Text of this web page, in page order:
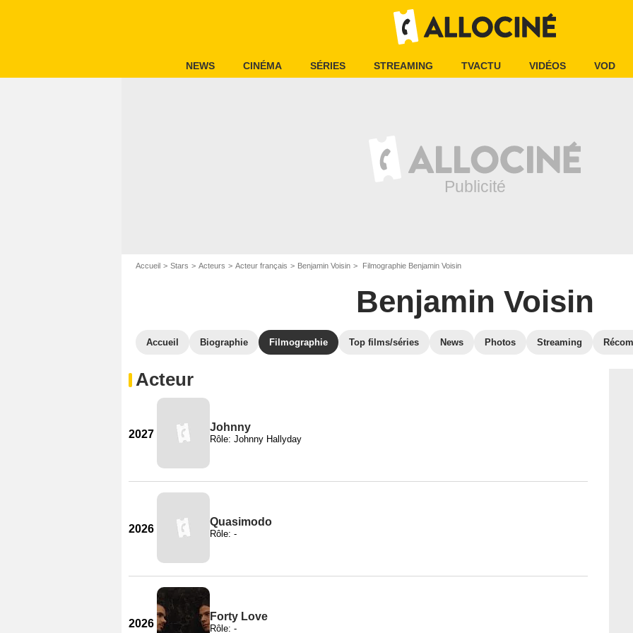
NEWS CINÉMA SÉRIES STREAMING TVACTU VIDÉOS VOD
Accueil Stars Acteurs Acteur français Benjamin Voisin Filmographie Benjamin Voisin
Benjamin Voisin
Accueil Biographie Filmographie Top films/séries News Photos Streaming
Acteur
2027
Johnny
Rôle: Johnny Hallyday
2026
Quasimodo
Rôle: -
2026
Forty Love
Rôle: -